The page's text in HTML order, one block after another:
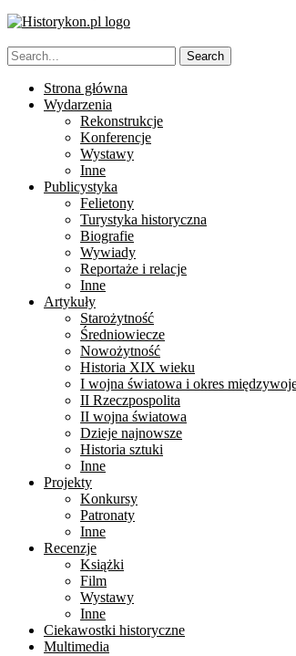
Strona główna
Wydarzenia
Rekonstrukcje
Konferencje
Wystawy
Inne
Publicystyka
Felietony
Turystyka historyczna
Biografie
Wywiady
Reportaże i relacje
Inne
Artykuły
Starożytność
Średniowiecze
Nowożytność
Historia XIX wieku
I wojna światowa i okres
II Rzeczpospolita
II wojna światowa
Dzieje najnowsze
Historia sztuki
Inne
Projekty
Konkursy
Patronaty
Inne
Recenzje
Książki
Film
Wystawy
Inne
Ciekawostki historyczne
Multimedia